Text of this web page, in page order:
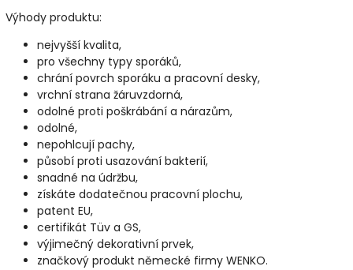
Výhody produktu:
nejvyšší kvalita,
pro všechny typy sporáků,
chrání povrch sporáku a pracovní desky,
vrchní strana žáruvzdorná,
odolné proti poškrábání a nárazům,
odolné,
nepohlcují pachy,
působí proti usazování bakterií,
snadné na údržbu,
získáte dodatečnou pracovní plochu,
patent EU,
certifikát Tüv a GS,
výjimečný dekorativní prvek,
značkový produkt německé firmy WENKO.